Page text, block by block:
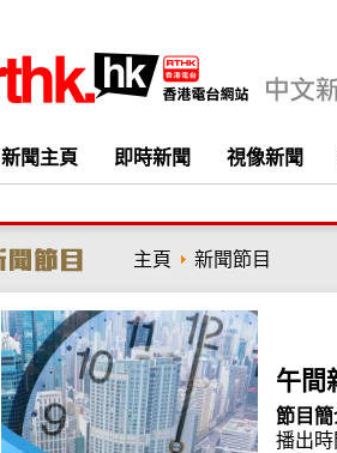
新聞主頁 即時新聞 視像新聞
主頁 新聞節目
午間
節目簡
播出時